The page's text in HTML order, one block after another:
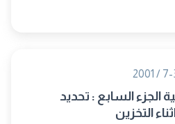
الواقيات المطاطية الجزء السابع : تحديد
التخزين